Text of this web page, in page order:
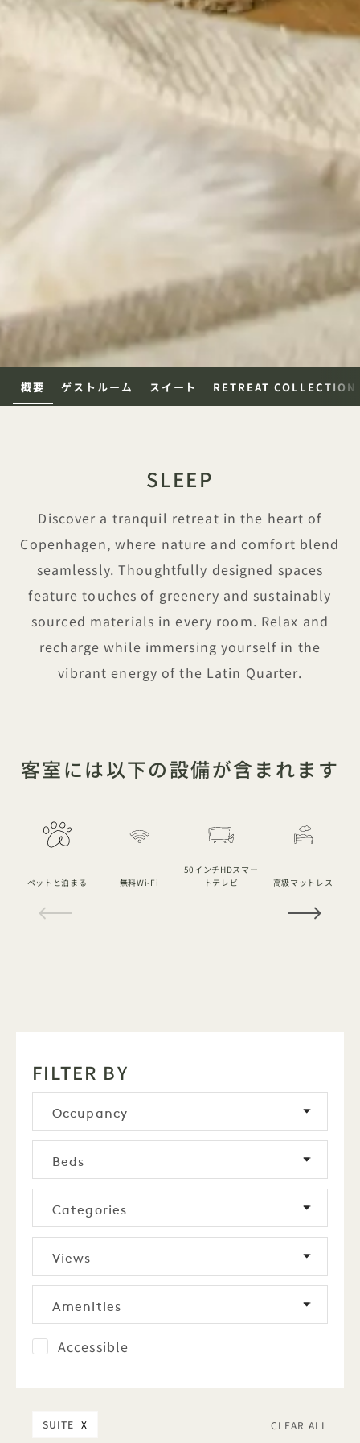
概要 ゲストルーム スイート RETREAT COLLECTION
SLEEP
Discover a tranquil retreat in the heart of
Copenhagen, where nature and comfort blend
seamlessly. Thoughtfully designed spaces
feature touches of greenery and sustainably
sourced materials in every room. Relax and
recharge while immersing yourself in the
vibrant energy of the Latin Quarter.
客室には以下の設備が含まれます
ペットと泊まる 無料Wi-Fi
50インチHDスマー
トテレビ
高級マットレス
FILTER BY
Occupancy
Beds
Categories
Views
Amenities
Accessible
SUITE X CLEAR ALL